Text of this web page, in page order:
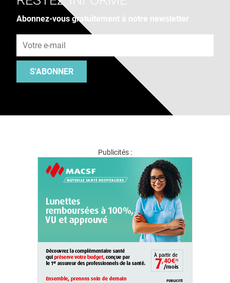
Abonnez-vous gratuitement à notre newsletter
S'ABONNER
Publicités :